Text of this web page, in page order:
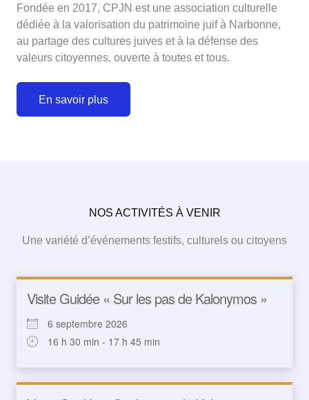
Fondée en 2017, CPJN est une association culturelle
dédiée à la valorisation du patrimoine juif à Narbonne,
au partage des cultures juives et à la défense des
valeurs citoyennes, ouverte à toutes et tous.
En savoir plus
NOS ACTIVITÉS À VENIR
Une variété d’événements festifs, culturels ou citoyens
Visite Guidée « Sur les pas de Kalonymos »
6 septembre 2026
16 h 30 min - 17 h 45 min